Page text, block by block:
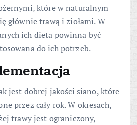
które w naturalnym
głównie trawą i ziołami. W
ich dieta powinna być
do ich potrzeb.
jest dobrej jakości siano, które
przez cały rok. W okresach,
trawy jest ograniczony,